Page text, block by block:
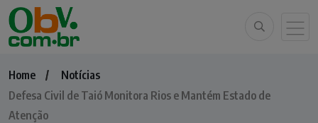
Home
Notícias
Defesa Civil de Taió Monitora Rios e Mantém Estado de
Atenção